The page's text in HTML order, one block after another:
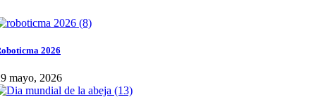
2026
mayo, 2026